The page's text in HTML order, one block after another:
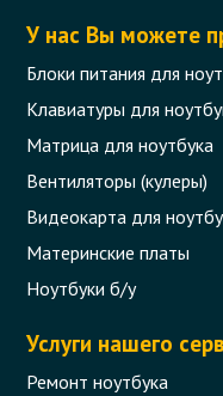
У нас Вы можете
Блоки питания для
Клавиатуры для
Матрица для ноутбука
Вентиляторы (кулеры)
Видеокарта для
Материнские платы
Ноутбуки б/у
Услуги нашего
Ремонт ноутбука